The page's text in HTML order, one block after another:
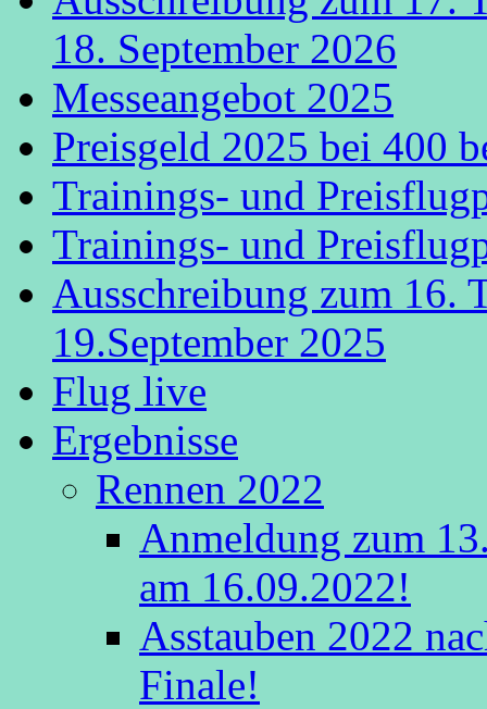
18. September 2026
Messeangebot 2025
Preisgeld 2025 bei 400
Trainings- und
Trainings- und
Ausschreibung zum 16.
19.September 2025
Flug live
Ergebnisse
Rennen 2022
Anmeldung zum
am 16.09.2022!
Asstauben 2022
Finale!